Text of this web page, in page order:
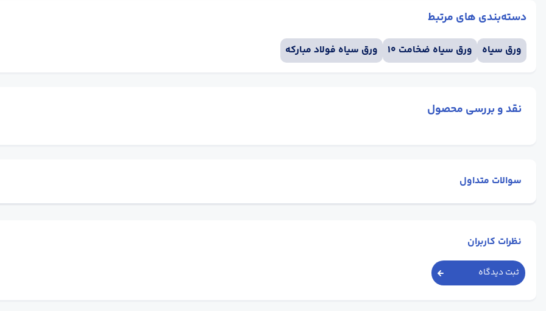
دسته‌بندی های مرتبط
ورق سیاه ورق سیاه ضخامت 10 ورق سیاه فولاد مبارکه
نقد و بررسی محصول
سوالات متداول
نظرات کاربران
ثبت دیدگاه